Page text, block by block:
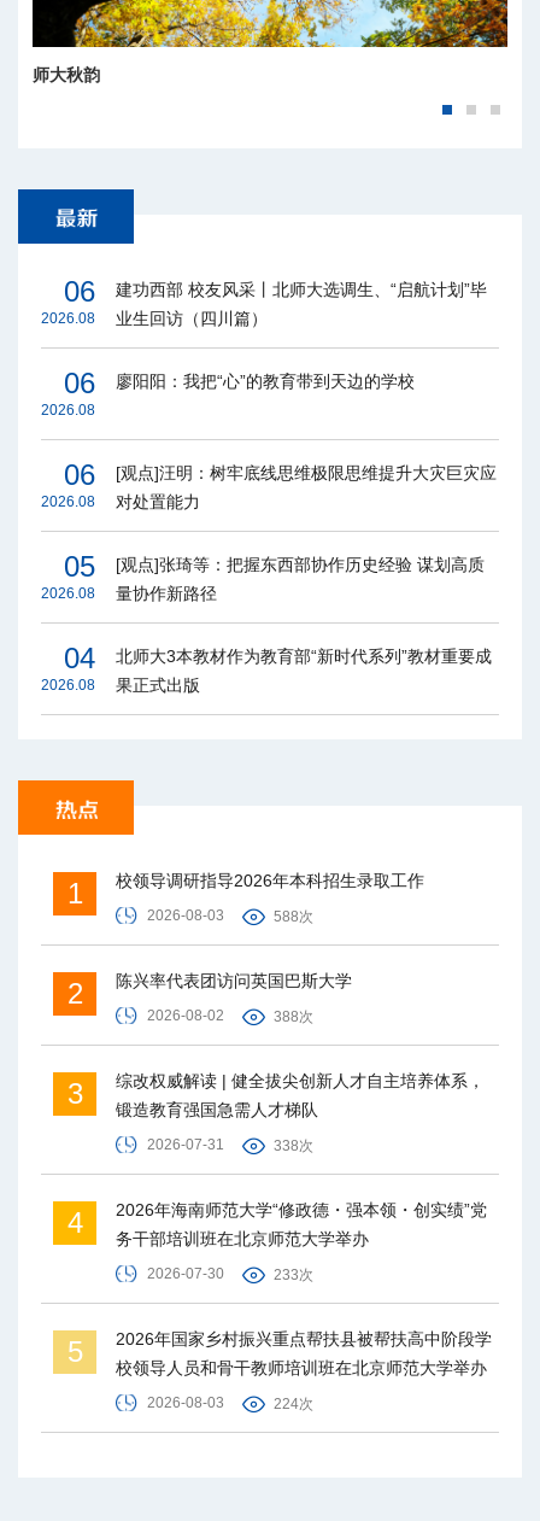
师大秋韵
师大四季
06
2026.08
建功西部 校友风采丨北师大选调生、“启航计划”毕
业生回访（四川篇）
06
2026.08
廖阳阳：我把“心”的教育带到天边的学校
06
2026.08
[观点]汪明：树牢底线思维极限思维提升大灾巨灾应
对处置能力
05
2026.08
[观点]张琦等：把握东西部协作历史经验 谋划高质
量协作新路径
04
2026.08
北师大3本教材作为教育部“新时代系列”教材重要成
果正式出版
1 校领导调研指导2026年本科招生录取工作
2026-08-03 588次
2 陈兴率代表团访问英国巴斯大学
2026-08-02 388次
3
综改权威解读 | 健全拔尖创新人才自主培养体系，
锻造教育强国急需人才梯队
2026-07-31 338次
4
2026年海南师范大学“修政德・强本领・创实绩”党
务干部培训班在北京师范大学举办
2026-07-30 233次
5
2026年国家乡村振兴重点帮扶县被帮扶高中阶段学
校领导人员和骨干教师培训班在北京师范大学举办
2026-08-03 224次